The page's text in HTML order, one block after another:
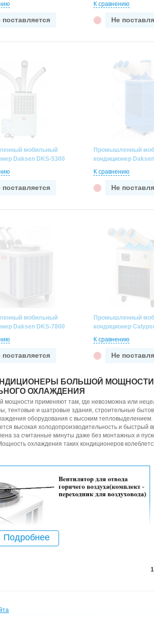
поставляется
К сравнению
Не
мобильный
Daksen DKS-5300
поставляется
Промышленный
кондиционер
К сравнению
Не
мобильный
Daksen DKS-7800
поставляется
Промышленный
кондиционер
К сравнению
Не
БОЛЬШОЙ МОЩНОСТИ
ОХЛАЖДЕНИЯ
применяют там, где невозможна или
тентовые и шатровые здания, строительные
оборудования с высоким
высокая холодопроизводительность и быстрый
за считанные минуты даже без монтажных и
охлаждения таких кондиционеров
Подробнее
1